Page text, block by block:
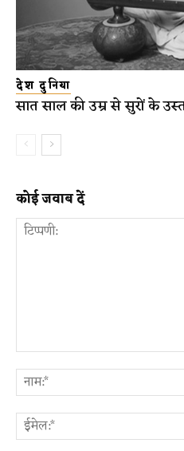
देश दुनिया
सात साल की उम्र से सुरों के
कोई जवाब दें